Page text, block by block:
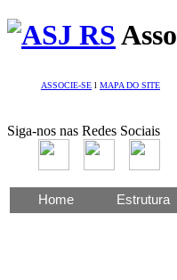
ASSOCIE-SE l MAPA DO SITE
Siga-nos nas Redes Sociais
Home Estrutura